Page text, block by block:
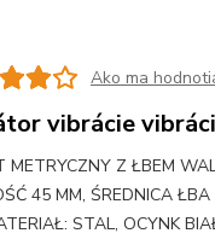
Ako ma
vibrácie
METRYCZNY Z ŁBEM
45 MM, ŚREDNICA
STAL, OCYNK